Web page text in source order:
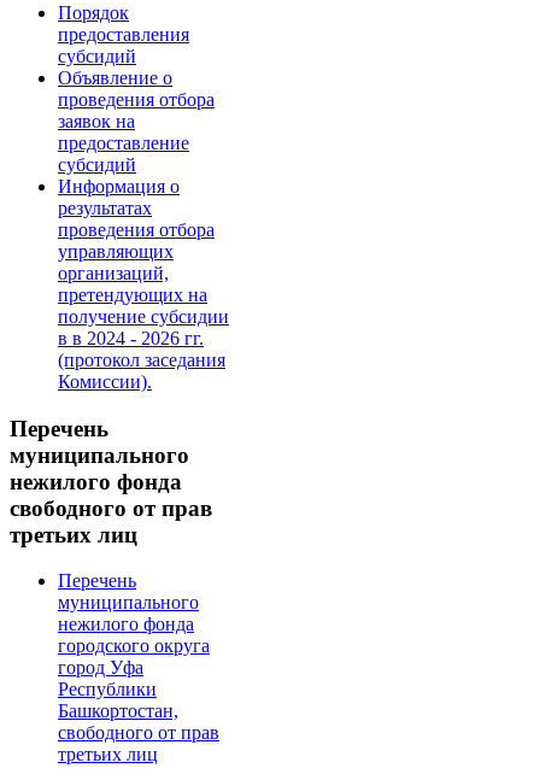
Порядок
предоставления
субсидий
Объявление о
проведения отбора
заявок на
предоставление
субсидий
Информация о
результатах
проведения отбора
управляющих
организаций,
претендующих на
получение субсидии
в в 2024 - 2026 гг.
(протокол заседания
Комиссии).
Перечень
муниципального
нежилого фонда
свободного от прав
третьих лиц
Перечень
муниципального
нежилого фонда
городского округа
город Уфа
Республики
Башкортостан,
свободного от прав
третьих лиц